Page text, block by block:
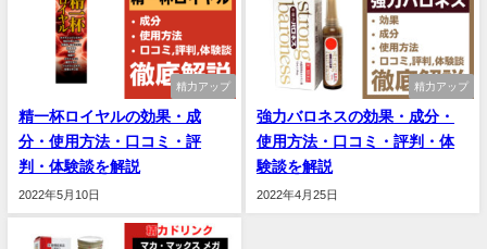
精力アップ
精一杯ロイヤルの効果・成
分・使用方法・口コミ・評
判・体験談を解説
2022年5月10日
精力アップ
強力バロネスの効果・成分・
使用方法・口コミ・評判・体
験談を解説
2022年4月25日